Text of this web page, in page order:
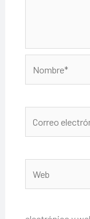
electrónico*